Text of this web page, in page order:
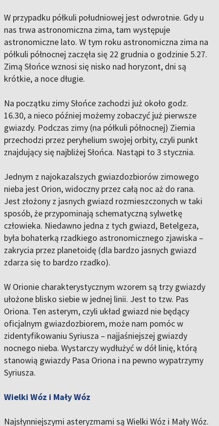
W przypadku półkuli południowej jest odwrotnie. Gdy u
nas trwa astronomiczna zima, tam występuje
astronomiczne lato. W tym roku astronomiczna zima na
półkuli północnej zaczęła się 22 grudnia o godzinie 5.27.
Zimą Słońce wznosi się nisko nad horyzont, dni są
krótkie, a noce długie.
Na początku zimy Słońce zachodzi już około godz.
16.30, a nieco później możemy zobaczyć już pierwsze
gwiazdy. Podczas zimy (na półkuli północnej) Ziemia
przechodzi przez peryhelium swojej orbity, czyli punkt
znajdujący się najbliżej Słońca. Nastąpi to 3 stycznia.
Jednym z najokazalszych gwiazdozbiorów zimowego
nieba jest Orion, widoczny przez całą noc aż do rana.
Jest złożony z jasnych gwiazd rozmieszczonych w taki
sposób, że przypominają schematyczną sylwetkę
człowieka. Niedawno jedna z tych gwiazd, Betelgeza,
była bohaterką rzadkiego astronomicznego zjawiska –
zakrycia przez planetoidę (dla bardzo jasnych gwiazd
zdarza się to bardzo rzadko).
W Orionie charakterystycznym wzorem są trzy gwiazdy
ułożone blisko siebie w jednej linii. Jest to tzw. Pas
Oriona. Ten asterym, czyli układ gwiazd nie będący
oficjalnym gwiazdozbiorem, może nam pomóc w
zidentyfikowaniu Syriusza – najjaśniejszej gwiazdy
nocnego nieba. Wystarczy wydłużyć w dół linię, którą
stanowią gwiazdy Pasa Oriona i na pewno wypatrzymy
Syriusza.
Wielki Wóz i Mały Wóz
Najsłynniejszymi asteryzmami są Wielki Wóz i Mały Wóz.